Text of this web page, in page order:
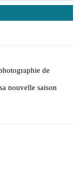
de
nouvelle saison